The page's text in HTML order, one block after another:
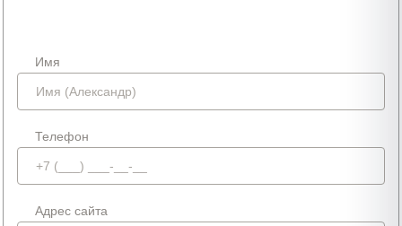
Имя
Телефон
Адрес сайта